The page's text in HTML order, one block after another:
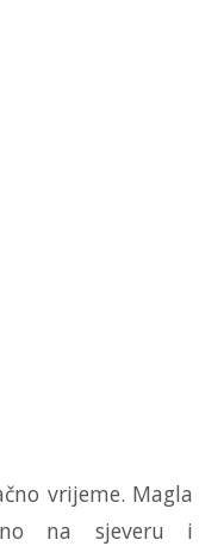
vrijeme. Magla
na sjeveru i